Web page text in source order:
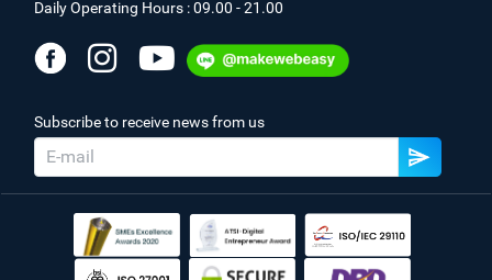
Daily Operating Hours : 09.00 - 21.00
Subscribe to receive news from us